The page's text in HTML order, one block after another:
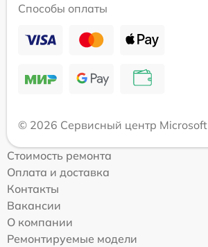
Способы оплаты
© 2026 Сервисный центр Microsoft
Стоимость ремонта
Оплата и доставка
Контакты
Вакансии
О компании
Ремонтируемые модели